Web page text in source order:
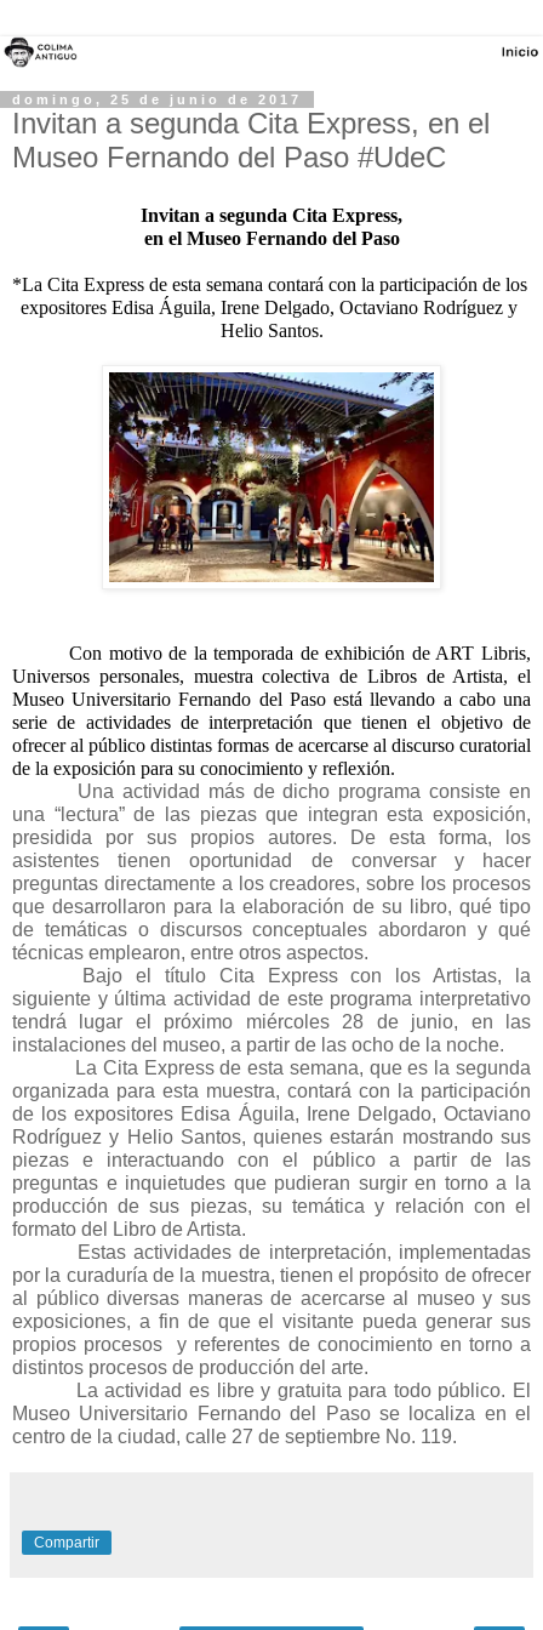
domingo, 25 de junio de 2017
Invitan a segunda Cita Express, en el
Museo Fernando del Paso #UdeC
Invitan a segunda Cita Express,
en el Museo Fernando del Paso
*La Cita Express de esta semana contará con la participación de los
expositores Edisa Águila, Irene Delgado, Octaviano Rodríguez y
Helio Santos.
Con motivo de la temporada de exhibición de ART Libris,
Universos personales, muestra colectiva de Libros de Artista, el
Museo Universitario Fernando del Paso está llevando a cabo una
serie de actividades de interpretación que tienen el objetivo de
ofrecer al público distintas formas de acercarse al discurso curatorial
de la exposición para su conocimiento y reflexión.
Una actividad más de dicho programa consiste en
una “lectura” de las piezas que integran esta exposición,
presidida por sus propios autores. De esta forma, los
asistentes tienen oportunidad de conversar y hacer
preguntas directamente a los creadores, sobre los procesos
que desarrollaron para la elaboración de su libro, qué tipo
de temáticas o discursos conceptuales abordaron y qué
técnicas emplearon, entre otros aspectos.
Bajo el título Cita Express con los Artistas, la
siguiente y última actividad de este programa interpretativo
tendrá lugar el próximo miércoles 28 de junio, en las
instalaciones del museo, a partir de las ocho de la noche.
La Cita Express de esta semana, que es la segunda
organizada para esta muestra, contará con la participación
de los expositores Edisa Águila, Irene Delgado, Octaviano
Rodríguez y Helio Santos, quienes estarán mostrando sus
piezas e interactuando con el público a partir de las
preguntas e inquietudes que pudieran surgir en torno a la
producción de sus piezas, su temática y relación con el
formato del Libro de Artista.
Estas actividades de interpretación, implementadas
por la curaduría de la muestra, tienen el propósito de ofrecer
al público diversas maneras de acercarse al museo y sus
exposiciones, a fin de que el visitante pueda generar sus
propios procesos  y referentes de conocimiento en torno a
distintos procesos de producción del arte.
La actividad es libre y gratuita para todo público. El
Museo Universitario Fernando del Paso se localiza en el
centro de la ciudad, calle 27 de septiembre No. 119.
Compartir